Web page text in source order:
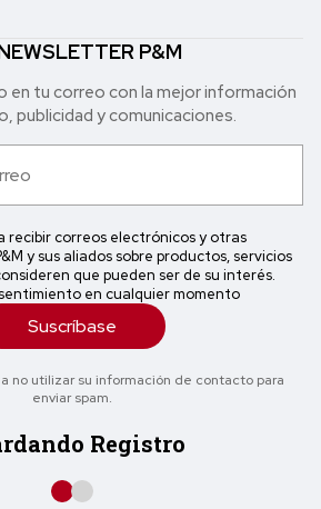
P&M
tu correo con la mejor in formación
publicidad y comunicaciones.
recibir correos electrónicos y otras
y sus aliados sobre productos, servicios
que pueden ser de su interés.
en cualquier momento
Suscríbase
no utilizar su información de contacto para
enviar spam.
Registro